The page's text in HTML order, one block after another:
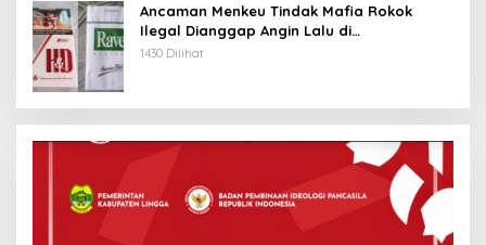
Ancaman Menkeu Tindak Mafia Rokok
Ilegal Dianggap Angin Lalu di
Tanjungpinang
1430 Dilihat